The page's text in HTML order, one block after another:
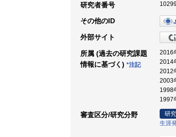
研究者番号
その他のID
外部サイト
所属 (過去の研究課題
情報に基づく) *注記
2016
2014
2012
2003
1998
1997
審査区分/研究分野
研
生涯